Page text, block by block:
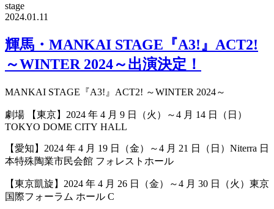
stage
2024.01.11
輝馬・MANKAI STAGE『A3!』ACT2!
～WINTER 2024～出演決定！
MANKAI STAGE『A3!』ACT2! ～WINTER 2024～
劇場 【東京】2024 年 4 月 9 日（火）～4 月 14 日（日）
TOKYO DOME CITY HALL
【愛知】2024 年 4 月 19 日（金）～4 月 21 日（日）Niterra 日
本特殊陶業市民会館 フォレストホール
【東京凱旋】2024 年 4 月 26 日（金）～4 月 30 日（火）東京
国際フォーラム ホール C